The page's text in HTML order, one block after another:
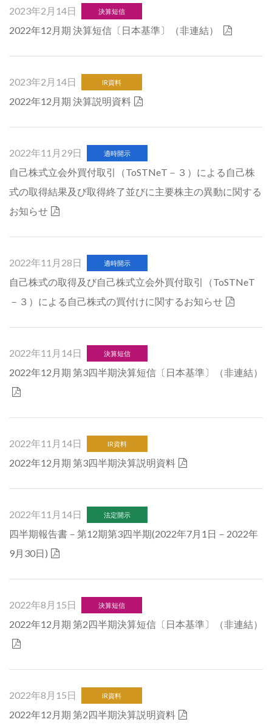
2023年2月14日 決算短信
2022年12月期 決算短信〔日本基準〕（非連結）
2023年2月14日 IR資料
2022年12月期 決算説明資料
2022年11月29日 適時開示
自己株式立会外買付取引（ToSTNeT－３）による自己株
式の取得結果及び取得終了並びに主要株主の異動に関する
お知らせ
2022年11月28日 適時開示
自己株式の取得及び自己株式立会外買付取引（ToSTNeT
－３）による自己株式の買付けに関するお知らせ
2022年11月14日 決算短信
2022年12月期 第3四半期決算短信〔日本基準〕（非連結）
2022年11月14日 IR資料
2022年12月期 第3四半期決算説明資料
2022年11月14日 法定開示
四半期報告書－第12期第3四半期(2022年7月1日－2022年
9月30日)
2022年8月15日 決算短信
2022年12月期 第2四半期決算短信〔日本基準〕（非連結）
2022年8月15日 IR資料
2022年12月期 第2四半期決算説明資料